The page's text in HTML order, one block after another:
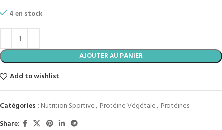
4 en stock
AJOUTER AU PANIER
Add to wishlist
Catégories : Nutrition Sportive, Protéine Végétale, Protéines
Share: